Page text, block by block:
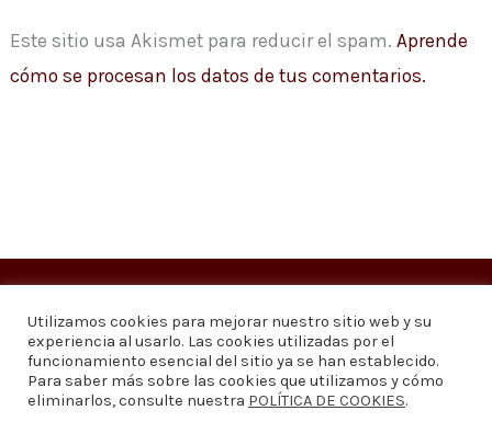
Este sitio usa Akismet para reducir el spam. Aprende
cómo se procesan los datos de tus comentarios.
Copyright © 2026Visión 20/20 Noticias
Visión 20/20 Noticias - Edición 1.095
Contáctenos Quiénes somos
Utilizamos cookies para mejorar nuestro sitio web y su
experiencia al usarlo. Las cookies utilizadas por el
funcionamiento esencial del sitio ya se han establecido.
Para saber más sobre las cookies que utilizamos y cómo
eliminarlos, consulte nuestra POLÍTICA DE COOKIES.